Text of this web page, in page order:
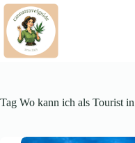
Skip
content
Tag Wo kann ich als Tourist